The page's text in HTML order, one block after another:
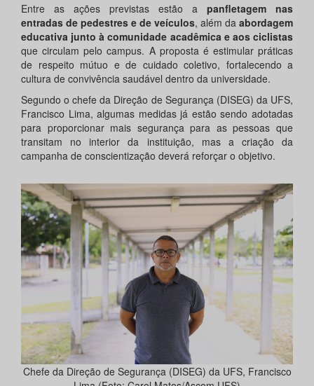
Entre as ações previstas estão a panfletagem nas
entradas de pedestres e de veículos, além da abordagem
educativa junto à comunidade acadêmica e aos ciclistas
que circulam pelo campus. A proposta é estimular práticas
de respeito mútuo e de cuidado coletivo, fortalecendo a
cultura de convivência saudável dentro da universidade.
Segundo o chefe da Direção de Segurança (DISEG) da UFS,
Francisco Lima, algumas medidas já estão sendo adotadas
para proporcionar mais segurança para as pessoas que
transitam no interior da instituição, mas a criação da
campanha de conscientização deverá reforçar o objetivo.
Chefe da Direção de Segurança (DISEG) da UFS, Francisco